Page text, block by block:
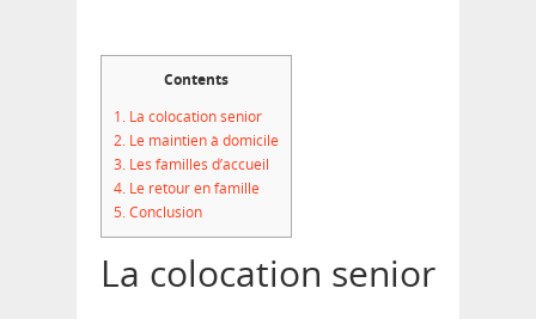
Contents
1. La colocation senior
2. Le maintien à domicile
3. Les familles d’accueil
4. Le retour en famille
5.Conclusion
La colocation senior